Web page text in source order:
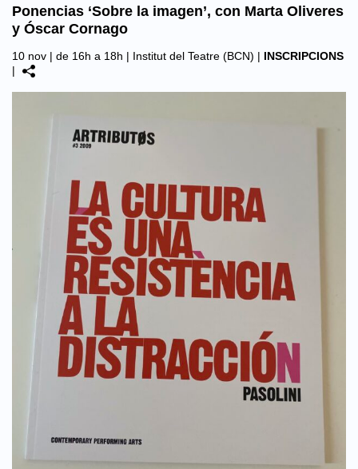
Ponencias ‘Sobre la imagen’, con Marta Oliveres
y Óscar Cornago
10 nov | de 16h a 18h | Institut del Teatre (BCN) | INSCRIPCIONS
|